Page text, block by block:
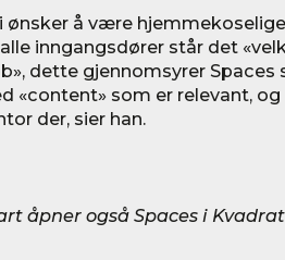
ønsker å være
inngangsdører står det
dette gjennomsyrer Spaces
«content» som er relevant,
der, sier han.
åpner også Spaces i